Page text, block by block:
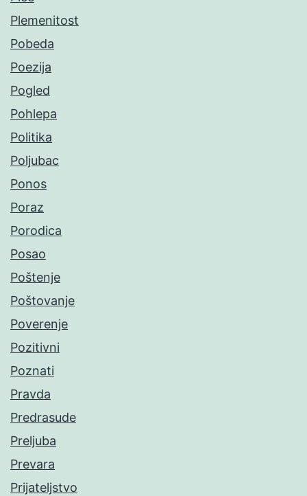
Plemenitost
Pobeda
Poezija
Pogled
Pohlepa
Politika
Poljubac
Ponos
Poraz
Porodica
Posao
Poštenje
Poštovanje
Poverenje
Pozitivni
Poznati
Pravda
Predrasude
Preljuba
Prevara
Prijateljstvo